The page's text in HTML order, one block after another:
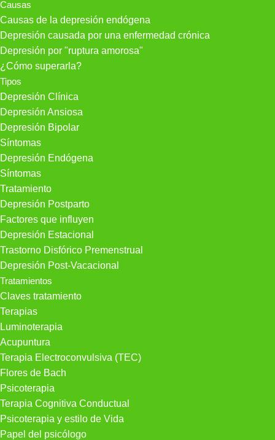
Causas
Causas de la depresión endógena
Depresión causada por una enfermedad crónica
Depresión por "ruptura amorosa"
¿Cómo superarla?
Tipos
Depresión Clínica
Depresión Ansiosa
Depresión Bipolar
Síntomas
Depresión Endógena
Síntomas
Tratamiento
Depresión Postparto
Factores que influyen
Depresión Estacional
Trastorno Disfórico Premenstrual
Depresión Post-Vacacional
Tratamientos
Claves tratamiento
Terapias
Luminoterapia
Acupuntura
Terapia Electroconvulsiva (TEC)
Flores de Bach
Psicoterapia
Terapia Cognitiva Conductual
Psicoterapia y estilo de Vida
Papel del psicólogo